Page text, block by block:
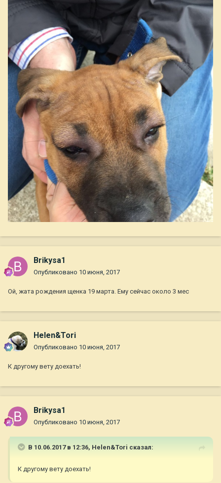
Brikysa1
Опубликовано 10 июня, 2017
Ой, жата рождения щенка 19 марта. Ему сейчас около 3 мес
Helen&Tori
Опубликовано 10 июня, 2017
К другому вету доехать!
Brikysa1
Опубликовано 10 июня, 2017
В 10.06.2017 в 12:36, Helen&Tori сказал:
К другому вету доехать!